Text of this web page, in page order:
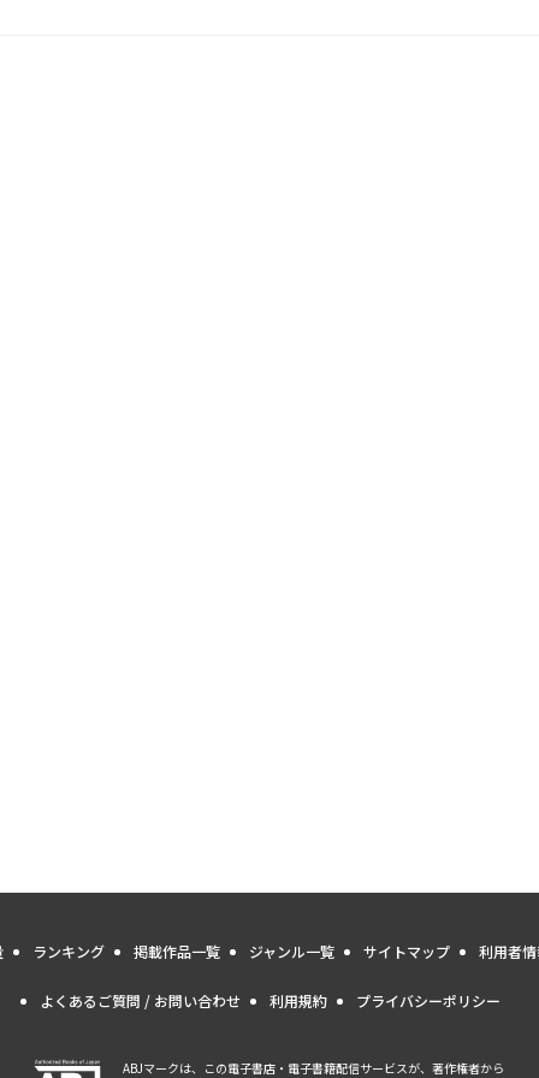
ランキング 掲載作品一覧 ジャンル一覧 サイトマップ 利用者
よくあるご質問 / お問い合わせ 利用規約 プライバシーポリシー
ABJマークは、この電子書店・電子書籍配信サービスが、著作権者から